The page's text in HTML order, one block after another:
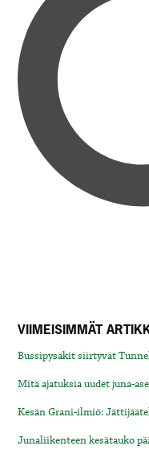
VIIMEISIMMÄT
Bussipysäkit siirtyvät
Mitä ajatuksia uudet juna-
Kesän Grani-ilmiö:
Junaliikenteen kesätauko